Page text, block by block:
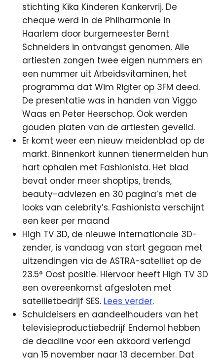
stichting Kika Kinderen Kankervrij. De
cheque werd in de Philharmonie in
Haarlem door burgemeester Bernt
Schneiders in ontvangst genomen. Alle
artiesten zongen twee eigen nummers en
een nummer uit Arbeidsvitaminen, het
programma dat Wim Rigter op 3FM deed.
De presentatie was in handen van Viggo
Waas en Peter Heerschop. Ook werden
gouden platen van de artiesten geveild.
Er komt weer een nieuw meidenblad op de
markt. Binnenkort kunnen tienermeiden hun
hart ophalen met Fashionista. Het blad
bevat onder meer shoptips, trends,
beauty-adviezen en 30 pagina’s met de
looks van celebrity’s. Fashionista verschijnt
een keer per maand
High TV 3D, de nieuwe internationale 3D-
zender, is vandaag van start gegaan met
uitzendingen via de ASTRA-satelliet op de
23.5° Oost positie. Hiervoor heeft High TV 3D
een overeenkomst afgesloten met
satellietbedrijf SES. Lees verder.
Schuldeisers en aandeelhouders van het
televisieproductiebedrijf Endemol hebben
de deadline voor een akkoord verlengd
van 15 november naar 13 december. Dat